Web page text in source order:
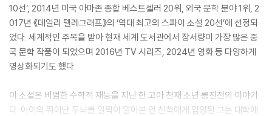
10선’, 2014년 미국 아마존 종합 베스트셀러 20위, 외국 문학 분야 1위, 2
017년 《데일리 텔레그래프》의 ‘역대 최고의 스파이 소설 20선’에 선정되
었다. 세계적인 주목을 받아 현재 세계 도서관에서 장서량이 가장 많은 중
국 문학 작품이 되었으며 2016년 TV 시리즈, 2024년 영화 등 다양하게
영상화되기도 했다.
이 소설은 비범한 수학적 재능을 지닌 한 고아 천재 소년 룽진전의 이야기
다. 아이의 뛰어난 두뇌를 일찍이 알아본 먼 친척에게 입양된 그는 대학에